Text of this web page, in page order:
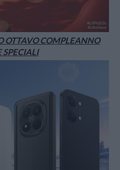
OTTAVO COMPLEANNO
SPECIALI